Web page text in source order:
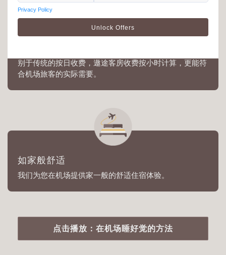
别于传统的按日收费，遨途客房收费按小时计算，更能符
合机场旅客的实际需要。
如家般舒适
我们为您在机场提供家一般的舒适住宿体验。
点击播放：在机场睡好觉的方法